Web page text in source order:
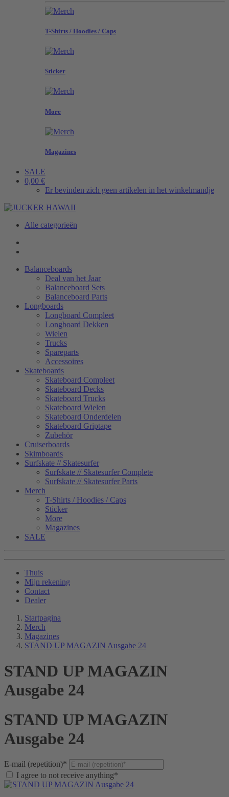
T-Shirts / Hoodies / Caps
Sticker
More
Magazines
SALE
0,00 €
Er bevinden zich geen artikelen in het winkelmandje
Alle categorieën
Balanceboards
Deal van het Jaar
Balanceboard Sets
Balanceboard Parts
Longboards
Longboard Compleet
Longboard Dekken
Wielen
Trucks
Spareparts
Accessoires
Skateboards
Skateboard Compleet
Skateboard Decks
Skateboard Trucks
Skateboard Wielen
Skateboard Onderdelen
Skateboard Griptape
Zubehör
Cruiserboards
Skimboards
Surfskate // Skatesurfer
Surfskate // Skatesurfer Complete
Surfskate // Skatesurfer Parts
Merch
T-Shirts / Hoodies / Caps
Sticker
More
Magazines
SALE
Thuis
Mijn rekening
Contact
Dealer
Startpagina
Merch
Magazines
STAND UP MAGAZIN Ausgabe 24
STAND UP MAGAZIN
Ausgabe 24
STAND UP MAGAZIN
Ausgabe 24
E-mail (repetition)*
I agree to not receive anything*